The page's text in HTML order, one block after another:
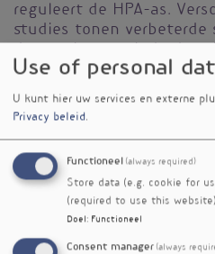
reguleert de HPA-as.
studies tonen verbeterde
bescherming tegen
populatie en type
Magnesium speelt een
hersenfunctie dankzij
inflammatoire effecten
neurotransmissie.
vormen kan heilzaam
gezondheid, vooral bij
Use of personal
U kunt hier uw services en externe
Privacy beleid.
Functioneel (always required)
Store data (e.g. cookie for
(required to use this
Doel : Functioneel
Consent manager (always